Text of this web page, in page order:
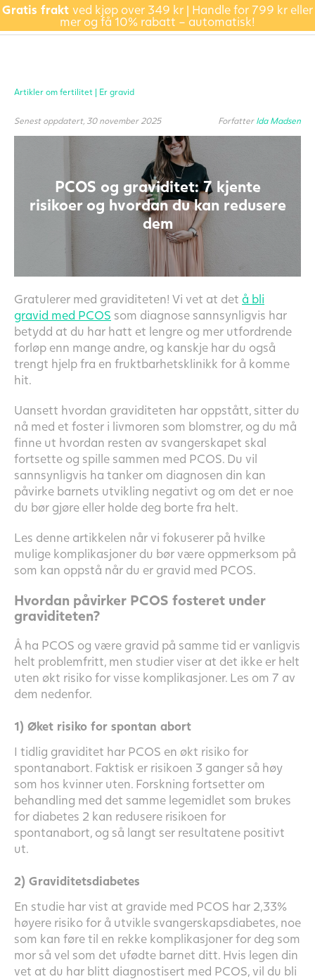
Gratis frakt ved kjøp over 349 kr | Handle for 799 kr eller
mer og få 10% rabatt – automatisk!
Artikler om fertilitet | Er gravid
Senest oppdatert, 30 november 2025 Forfatter Ida Madsen
PCOS og graviditet: 7 kjente
risikoer og hvordan du kan redusere
dem
Gratulerer med graviditeten! Vi vet at det å bli
gravid med PCOS som diagnose sannsynligvis har
betydd at du har hatt et lengre og mer utfordrende
forløp enn mange andre, og kanskje har du også
trengt hjelp fra en fruktbarhetsklinikk for å komme
hit.
Uansett hvordan graviditeten har oppstått, sitter du
nå med et foster i livmoren som blomstrer, og du må
finne ut hvordan resten av svangerskapet skal
fortsette og spille sammen med PCOS. Du vil
sannsynligvis ha tanker om diagnosen din kan
påvirke barnets utvikling negativt og om det er noe
du bør gjøre eller holde deg borte fra helt.
Les denne artikkelen når vi fokuserer på hvilke
mulige komplikasjoner du bør være oppmerksom på
som kan oppstå når du er gravid med PCOS.
Hvordan påvirker PCOS fosteret under
graviditeten?
Å ha PCOS og være gravid på samme tid er vanligvis
helt problemfritt, men studier viser at det ikke er helt
uten økt risiko for visse komplikasjoner. Les om 7 av
dem nedenfor.
1) Øket risiko for spontan abort
I tidlig graviditet har PCOS en økt risiko for
spontanabort. Faktisk er risikoen 3 ganger så høy
som hos kvinner uten. Forskning fortsetter om
behandling med det samme legemidlet som brukes
for diabetes 2 kan redusere risikoen for
spontanabort, og så langt ser resultatene positivt
ut.
2) Graviditetsdiabetes
En studie har vist at gravide med PCOS har 2,33%
høyere risiko for å utvikle svangerskapsdiabetes, noe
som kan føre til en rekke komplikasjoner for deg som
mor så vel som det ufødte barnet ditt. Hvis legen din
vet at du har blitt diagnostisert med PCOS, vil du bli